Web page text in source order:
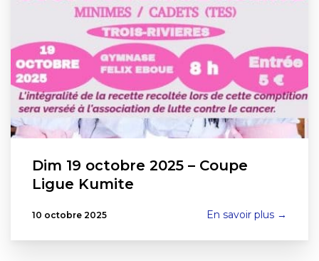
Dim 19 octobre 2025 – Coupe
Ligue Kumite
10 octobre 2025 En savoir plus →